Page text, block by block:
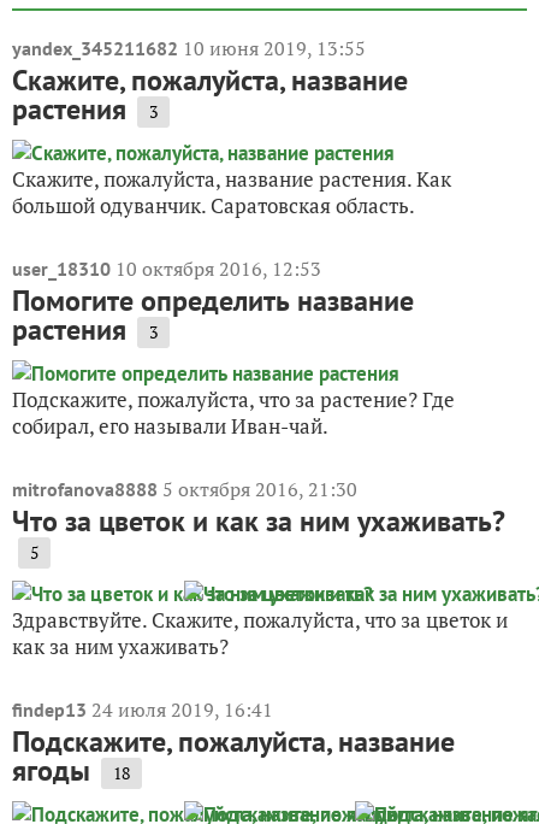
yandex_345211682 10 июня 2019, 13:55
Скажите, пожалуйста, название
растения 3
Скажите, пожалуйста, название растения. Как
большой одуванчик. Саратовская область.
user_18310 10 октября 2016, 12:53
Помогите определить название
растения 3
Подскажите, пожалуйста, что за растение? Где
собирал, его называли Иван-чай.
mitrofanova8888 5 октября 2016, 21:30
Что за цветок и как за ним ухаживать?
5
Здравствуйте. Скажите, пожалуйста, что за цветок и
как за ним ухаживать?
findep13 24 июля 2019, 16:41
Подскажите, пожалуйста, название
ягоды 18